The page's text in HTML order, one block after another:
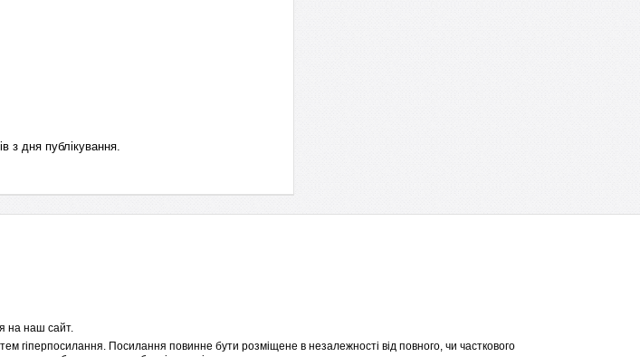
з дня публікування.
на наш сайт.
гіперпосилання. Посилання повинне бути розміщене в незалежності від повного, чи часткового